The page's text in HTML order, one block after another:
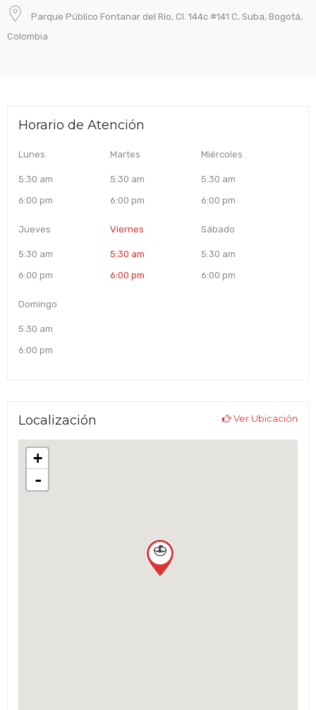
Parque Público Fontanar del Río, Cl. 144c #141 C, Suba, Bogotá,
Colombia
Horario de Atención
Lunes
5:30 am
6:00 pm
Martes
5:30 am
6:00 pm
Miércoles
5:30 am
6:00 pm
Jueves
5:30 am
6:00 pm
Viernes
5:30 am
6:00 pm
Sábado
5:30 am
6:00 pm
Domingo
5:30 am
6:00 pm
Localización Ver Ubicación
+
-